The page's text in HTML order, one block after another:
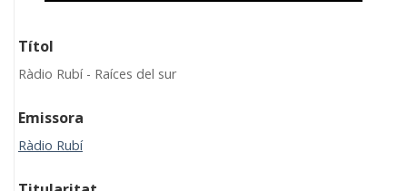
Títol
Ràdio Rubí - Raíces del sur
Emissora
Ràdio Rubí